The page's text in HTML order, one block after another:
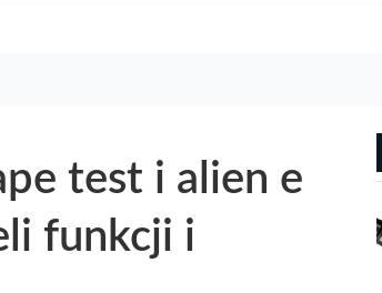
test i alien e
funkcji i